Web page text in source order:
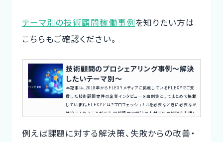
テーマ別の技術顧問稼働事例を知りたい方は
こちらもご確認ください。
技術顧問のプロシェアリング事例〜解決
したいテーマ別〜
本記事は、2018年からFLEXYメディアに掲載しているFLEXYでご支
援した技術顧問案件の企業インタビューを事例集としてまとめて掲載
しています。FLEXYとは？プロフェッショナルを必要なときに必要なだ
け迎え入れることができ、組織課題の解決や人材不足の解消を支援し
ーランスなどハイスペックで経験豊富の方が多数ご登録いただいてい
ます。弊社コンサルタントがヒアリングを行い、最適な人材をご紹介致
例えば課題に対する解決策、失敗からの改善・